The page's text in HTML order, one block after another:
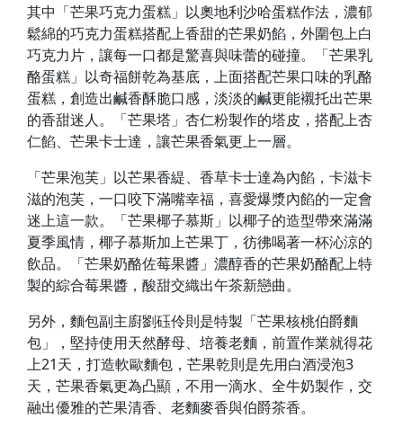
其中「芒果巧克力蛋糕」以奧地利沙哈蛋糕作法，濃郁
鬆綿的巧克力蛋糕搭配上香甜的芒果奶餡，外圍包上白
巧克力片，讓每一口都是驚喜與味蕾的碰撞。「芒果乳
酪蛋糕」以奇福餅乾為基底，上面搭配芒果口味的乳酪
蛋糕，創造出鹹香酥脆口感，淡淡的鹹更能襯托出芒果
的香甜迷人。「芒果塔」杏仁粉製作的塔皮，搭配上杏
仁餡、芒果卡士達，讓芒果香氣更上一層。
「芒果泡芙」以芒果香緹、香草卡士達為內餡，卡滋卡
滋的泡芙，一口咬下滿嘴幸福，喜愛爆漿內餡的一定會
迷上這一款。「芒果椰子慕斯」以椰子的造型帶來滿滿
夏季風情，椰子慕斯加上芒果丁，彷彿喝著一杯沁涼的
飲品。「芒果奶酪佐莓果醬」濃醇香的芒果奶酪配上特
製的綜合莓果醬，酸甜交織出午茶新戀曲。
另外，麵包副主廚劉砡伶則是特製「芒果核桃伯爵麵
包」，堅持使用天然酵母、培養老麵，前置作業就得花
上21天，打造軟歐麵包，芒果乾則是先用白酒浸泡3
天，芒果香氣更為凸顯，不用一滴水、全牛奶製作，交
融出優雅的芒果清香、老麵麥香與伯爵茶香。